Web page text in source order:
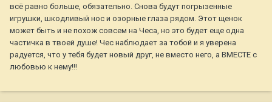
всё равно больше, обязательно. Снова будут погрызенные
игрушки, шкодливый нос и озорные глаза рядом. Этот щенок
может быть и не похож совсем на Чеса, но это будет еще одна
частичка в твоей душе! Чес наблюдает за тобой и я уверена
радуется, что у тебя будет новый друг, не вместо него, а ВМЕСТЕ с
любовью к нему!!!